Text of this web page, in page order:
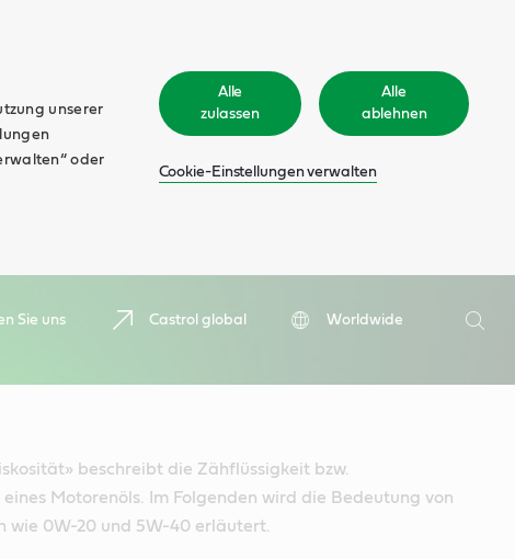
unserer
oder
Alle
zulassen
Alle
ablehnen
Cookie-Einstellungen verwalten
Sie uns Castrol global
Worldwide
Suche
beschreibt die Zähflüssigkeit bzw.
eines Motorenöls. Im Folgenden wird die Bedeutung von
wie 0W-20 und 5W-40 erläutert.